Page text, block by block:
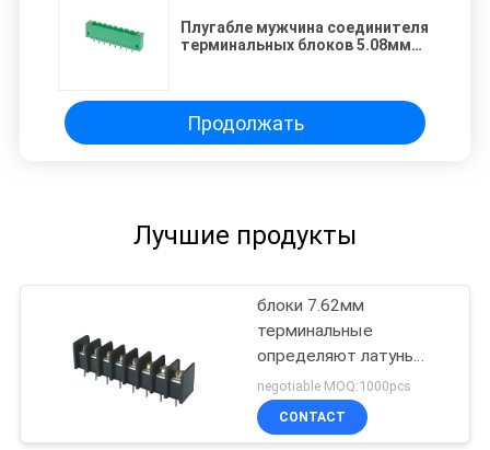
Плугабле мужчина соединителя
терминальных блоков 5.08мм
Продолжать
Лучшие продукты
блоки 7.62мм
терминальные
определяют латунь
черноты покрытую Сн
25%ГФ УЛ94В-0 строки
ПА66
negotiable MOQ:1000pcs
CONTACT